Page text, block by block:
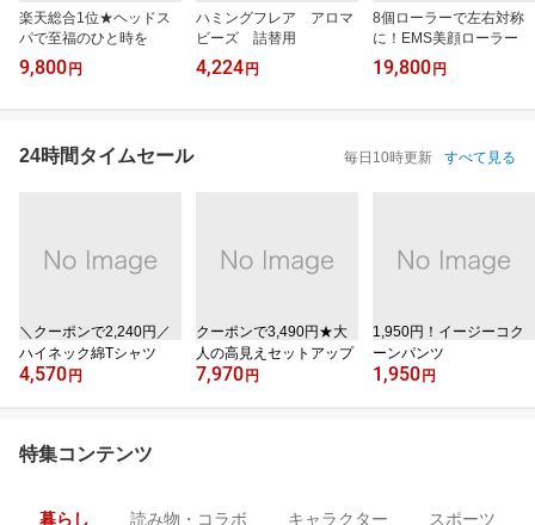
楽天総合1位★ヘッドス
パで至福のひと時を
9,800 円
ハミングフレア アロマ
ビーズ 詰替用
4,224 円
8個ローラーで左右対称
に！EMS美顔ローラー
19,800 円
24時間タイムセール 毎日10時更新 すべて見る
＼クーポンで2,240円／
ハイネック綿Tシャツ
4,570 円
クーポンで3,490円★大
人の高見えセットアップ
7,970 円
1,950円！イージーコク
ーンパンツ
1,950 円
特集コンテンツ
暮らし 読み物・コラボ キャラクター スポーツ